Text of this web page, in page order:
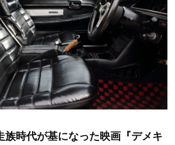
族時代が基になった映画『デメキ